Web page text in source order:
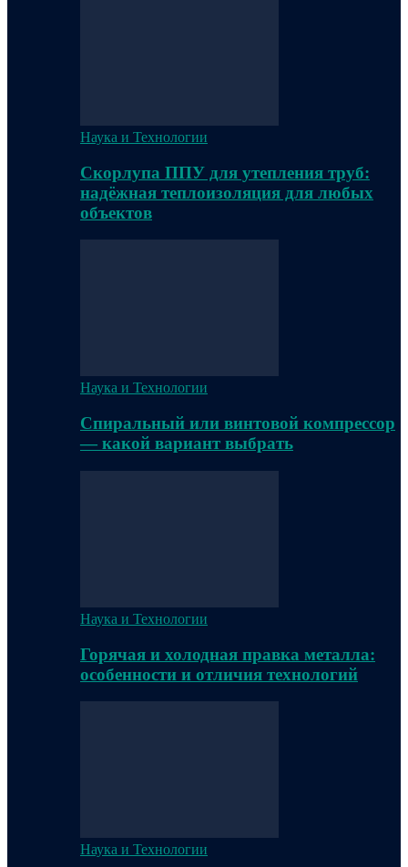
Наука и Технологии
Скорлупа ППУ для утепления труб:
надёжная теплоизоляция для любых
объектов
Наука и Технологии
Спиральный или винтовой компрессор
— какой вариант выбрать
Наука и Технологии
Горячая и холодная правка металла:
особенности и отличия технологий
Наука и Технологии